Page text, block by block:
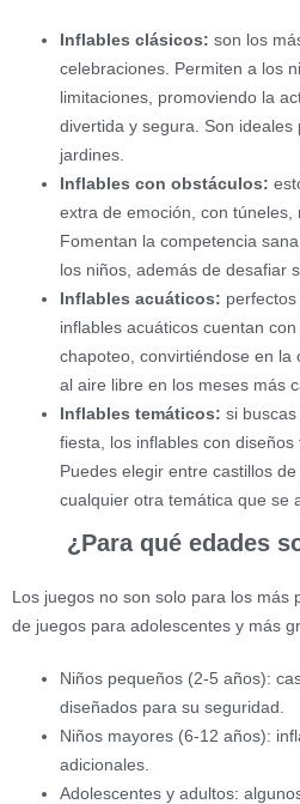
Inflables clásicos: son los
celebraciones. Permiten a los
limitaciones, promoviendo la
divertida y segura. Son
jardines.
Inflables con obstáculos:
extra de emoción, con túneles,
Fomentan la competencia
los niños, además de desafiar
Inflables acuáticos:
inflables acuáticos cuentan
chapoteo, convirtiéndose en la
al aire libre en los meses más
Inflables temáticos: si
fiesta, los inflables con diseños
Puedes elegir entre castillos
cualquier otra temática que se
¿Para qué edades
Los juegos no son solo para los más
de juegos para adolescentes y más
Niños pequeños (2-5 años):
diseñados para su seguridad.
Niños mayores (6-12 años):
adicionales.
Adolescentes y adultos: